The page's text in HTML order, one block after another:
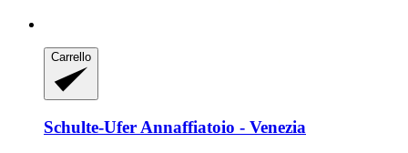
Carrello
Schulte-Ufer Annaffiatoio -​ Venezia